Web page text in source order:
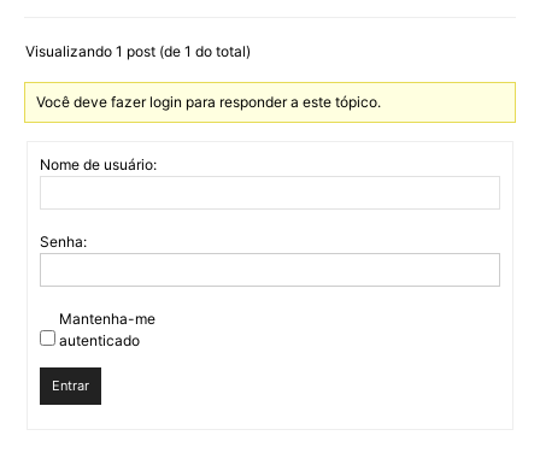
Visualizando 1 post (de 1 do total)
Você deve fazer login para responder a este tópico.
Nome de usuário:
Senha:
Mantenha-me
autenticado
Entrar